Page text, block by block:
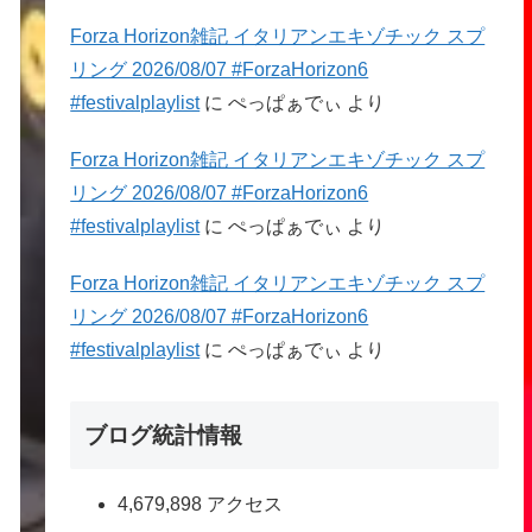
Forza Horizon雑記 イタリアンエキゾチック スプ
リング 2026/08/07 #ForzaHorizon6
#festivalplaylistにぺっぱぁでぃ より
Forza Horizon雑記 イタリアンエキゾチック スプ
リング 2026/08/07 #ForzaHorizon6
#festivalplaylistにぺっぱぁでぃ より
Forza Horizon雑記 イタリアンエキゾチック スプ
リング 2026/08/07 #ForzaHorizon6
#festivalplaylistにぺっぱぁでぃ より
ブログ統計情報
4,679,898 アクセス